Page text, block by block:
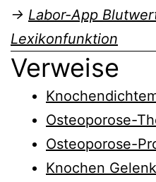
→ Labor-App
Lexikonfunktion
Verweise
Osteoporose-
Osteoporose-
Knochen Gelenk